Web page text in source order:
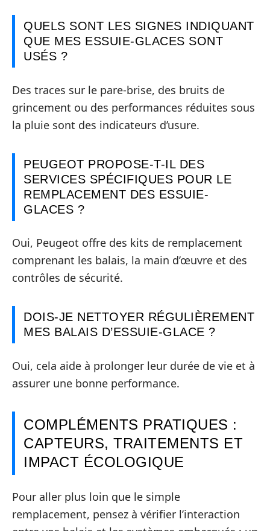
QUELS SONT LES SIGNES INDIQUANT
QUE MES ESSUIE-GLACES SONT
USÉS ?
Des traces sur le pare-brise, des bruits de
grincement ou des performances réduites sous
la pluie sont des indicateurs d’usure.
PEUGEOT PROPOSE-T-IL DES
SERVICES SPÉCIFIQUES POUR LE
REMPLACEMENT DES ESSUIE-
GLACES ?
Oui, Peugeot offre des kits de remplacement
comprenant les balais, la main d’œuvre et des
contrôles de sécurité.
DOIS-JE NETTOYER RÉGULIÈREMENT
MES BALAIS D’ESSUIE-GLACE ?
Oui, cela aide à prolonger leur durée de vie et à
assurer une bonne performance.
COMPLÉMENTS PRATIQUES :
CAPTEURS, TRAITEMENTS ET
IMPACT ÉCOLOGIQUE
Pour aller plus loin que le simple
remplacement, pensez à vérifier l’interaction